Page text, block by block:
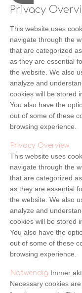
Privacy
This website uses
navigate through the
that are categorized
as they are essential
the website. We also
analyze and
cookies will be stored
You also have the
out of some of these
browsing experience.
Privacy Overview
This website uses
navigate through the
that are categorized
as they are essential
the website. We also
analyze and
cookies will be stored
You also have the
out of some of these
browsing experience.
Notwendig Immer
Necessary cookies